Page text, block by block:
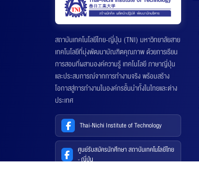
สถาบันเทคโนโลยีไทย-ญี่ปุ่น (TNI) มหาวิทยาลัยสาย
เทคโนโลยีที่มุ่งพัฒนาบัณฑิตคุณภาพ ด้วยการเรียน
การสอนที่ผสานองค์ความรู้ เทคโนโลยี ภาษาญี่ปุ่น
และประสบการณ์จากการทำงานจริง พร้อมสร้าง
โอกาสสู่การทำงานในองค์กรชั้นนำทั้งในไทยและต่าง
ประเทศ
Thai-Nichi Institute of Technology
ศูนย์รับสมัครนักศึกษา สถาบันเทคโนโลยีไทย
- ญี่ปุ่น